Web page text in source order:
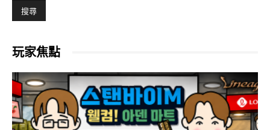
玩家焦點